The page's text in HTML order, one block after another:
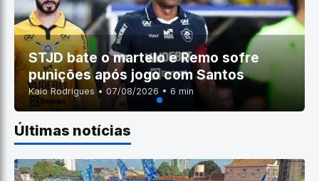
STJD bate o martelo e Remo sofre
punições após jogo com Santos
Kaio Rodrigues • 07/08/2026 • 6 min
Últimas notícias